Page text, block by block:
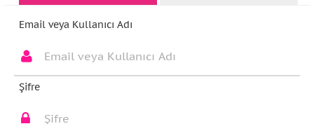
Email veya Kullanıcı Adı
Şifre